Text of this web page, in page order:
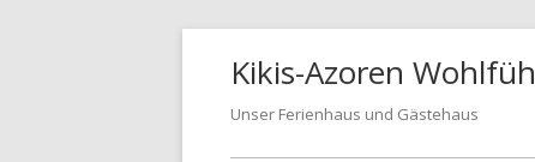
Kikis-Azoren
Unser Ferienhaus und Gästehaus